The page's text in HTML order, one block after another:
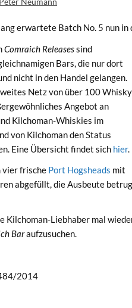
erwartete Batch No. 5 nun
Comraich Releasessind
Bars, die nur dort
nicht in den Handel gelangen.
Netz von über 100
Angebot an
Kilchoman-Whiskies im
von Kilchoman den Status
Eine Übersicht findet sich hier.
vier frische Port Hogsheads mit
abgefüllt, die Ausbeute betrug
Kilchoman-Liebhaber mal
Baraufzusuchen.
2014